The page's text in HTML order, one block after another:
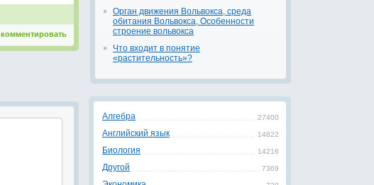
комментировать
Орган движения Вольвокса, среда
обитания Вольвокса, Особенности
строение вольвокса
Что входит в понятие
«растительность»?
27400
Алгебра
14822
Английский язык
14216
Биология
7369
Другой